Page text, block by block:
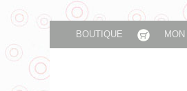
BOUTIQUE